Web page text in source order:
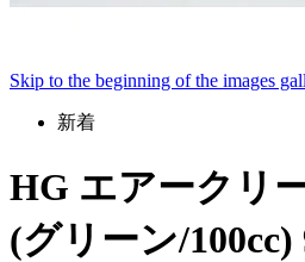
Skip to the beginning of the images
新着
HG エアークリ
(グリーン/100cc)